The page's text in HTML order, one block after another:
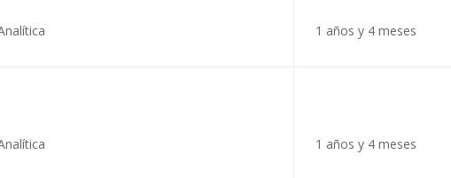
1 años y 4 meses
1 años y 4 meses